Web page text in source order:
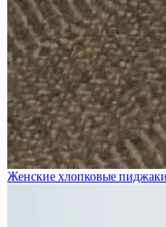
Женские хлопковые